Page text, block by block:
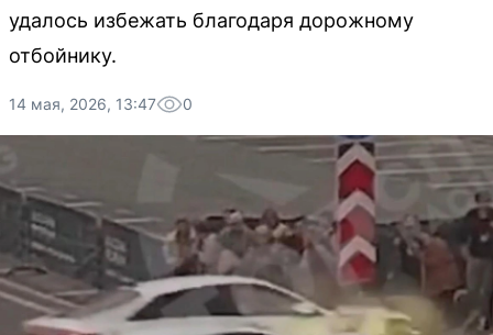
удалось избежать благодаря дорожному
отбойнику.
14 мая, 2026, 13:47 0